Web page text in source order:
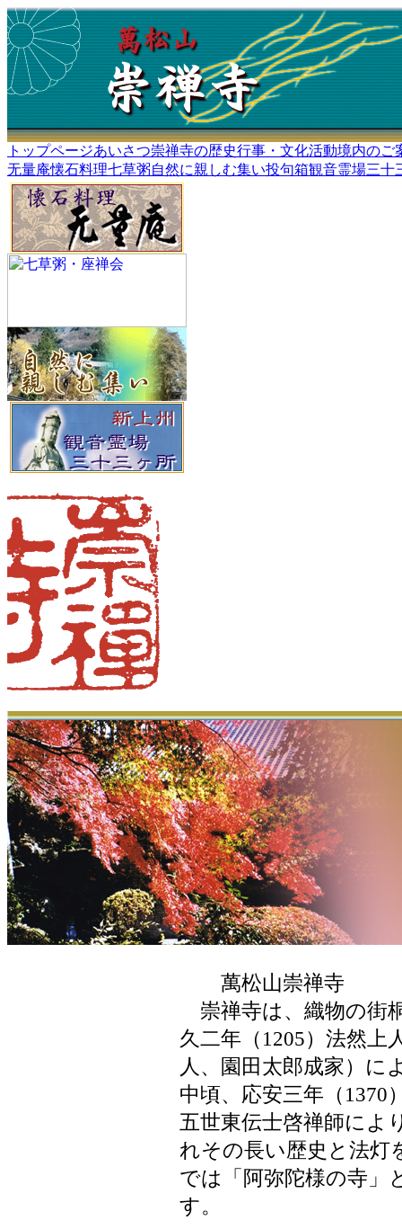
トップページあいさつ崇禅寺の歴史行事・文化活動境内のご
无量庵懐石料理七草粥自然に親しむ集い投句箱観音霊場三十
萬松山崇禅寺
崇禅寺は、織物の街
久二年（1205）法然上
人、園田太郎成家）に
中頃、応安三年（1370
五世東伝士啓禅師によ
れその長い歴史と法灯
では「阿弥陀様の寺」
す。